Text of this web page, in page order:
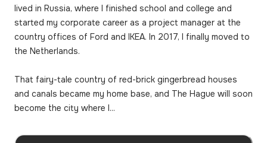
lived in Russia, where I finished school and college and
started my corporate career as a project manager at the
country offices of Ford and IKEA. In 2017, I finally moved to
the Netherlands.
That fairy-tale country of red-brick gingerbread houses
and canals became my home base, and The Hague will soon
become the city where I...